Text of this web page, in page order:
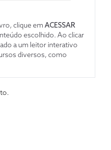
clique emACESSAR
escolhido. Ao clicar
a um leitor interativo
diversos, como